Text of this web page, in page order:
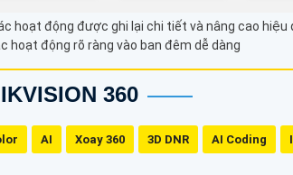
hoạt động được ghi lại chi tiết và nâng cao
hoạt động rõ ràng vào ban đêm dễ dàng
360
AI Xoay 360 3D DNR AI Coding